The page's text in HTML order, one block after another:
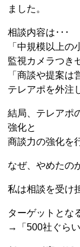
ました。
相談内容は･･･
「中規模以上
監視カメラつき
「商談や提案は
テレアポを外注
結局、テレアポ
強化と
商談力の強化を
なぜ、やめたの
私は相談を受け
ターゲットとな
→「500社ぐらい